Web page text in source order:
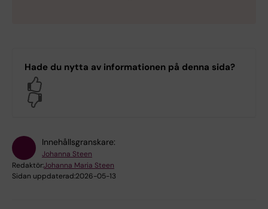
Hade du nytta av informationen på denna sida?
Innehållsgranskare:
Johanna Steen
Redaktör:Johanna Maria Steen
Sidan uppdaterad:2026-05-13